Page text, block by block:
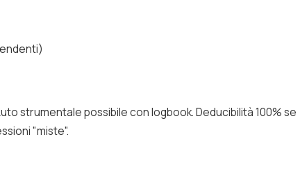
strumentale possibile con logbook. Deducibilità 100% se
"miste".